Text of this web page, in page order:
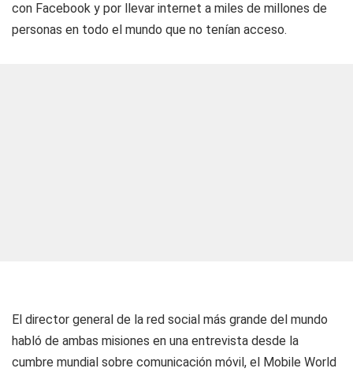
con Facebook y por llevar internet a miles de millones de
personas en todo el mundo que no tenían acceso.
El director general de la red social más grande del mundo
habló de ambas misiones en una entrevista desde la
cumbre mundial sobre comunicación móvil, el Mobile World